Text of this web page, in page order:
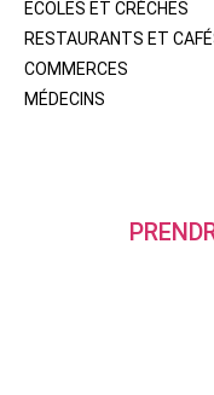
ECOLES ET CRÈCHES
RESTAURANTS ET
COMMERCES
MÉDECINS